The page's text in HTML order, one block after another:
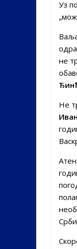
Уз
не
Не